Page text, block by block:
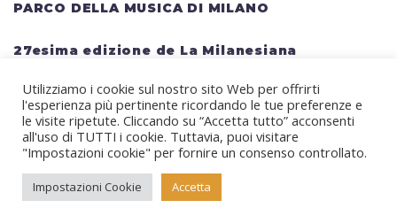
PARCO DELLA MUSICA DI MILANO
27esima edizione de La Milanesiana
HELLWATT FESTIVAL: una lineup gigantesca
per il festival estivo TRAVIS SCOTT, KANYE
WEST, SWEDISH HOUSE MAFIA, MARTIN
Utilizziamo i cookie sul nostro sito Web per offrirti
l'esperienza più pertinente ricordando le tue preferenze e
le visite ripetute. Cliccando su “Accetta tutto” acconsenti
all'uso di TUTTI i cookie. Tuttavia, puoi visitare
"Impostazioni cookie" per fornire un consenso controllato.
Impostazioni Cookie Accetta